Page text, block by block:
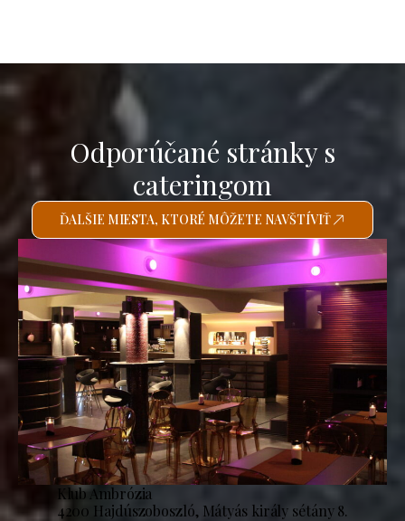
Odporúčané stránky s
cateringom
ĎALŠIE MIESTA, KTORÉ MÔŽETE NAVŠTÍVIŤ
Klub Ambrózia
4200 Hajdúszoboszló, Mátyás király sétány 8.